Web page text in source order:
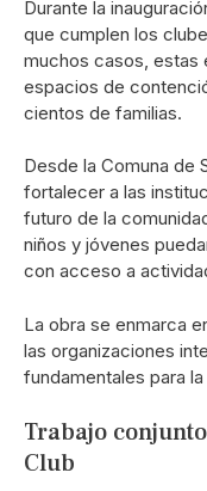
Durante la
que cumplen los
muchos casos, estas
espacios de
cientos de familias.
Desde la Comuna de
fortalecer a las
futuro de la
niños y jóvenes
con acceso a
La obra se enmarca
las organizaciones
fundamentales para
Trabajo
Club